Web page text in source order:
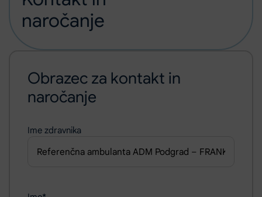
naročanje
Obrazec za kontakt in
naročanje
Ime zdravnika